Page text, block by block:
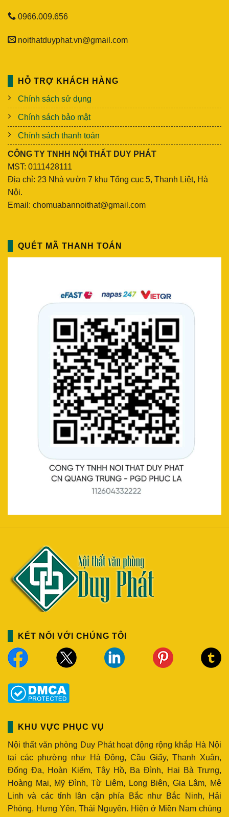
0966.009.656
noithatduyphat.vn@gmail.com
HỖ TRỢ KHÁCH HÀNG
Chính sách sử dụng
Chính sách bảo mật
Chính sách thanh toán
CÔNG TY TNHH NỘI THẤT DUY PHÁT
MST: 0111428111
Địa chỉ: 23 Nhà vườn 7 khu Tổng cục 5, Thanh Liệt, Hà
Nội.
Email: chomuabannoithat@gmail.com
QUÉT MÃ THANH TOÁN
KẾT NỐI VỚI CHÚNG TÔI
KHU VỰC PHỤC VỤ
Nội thất văn phòng Duy Phát hoạt động rộng khắp Hà Nội
tại các phường như Hà Đông, Cầu Giấy, Thanh Xuân,
Đống Đa, Hoàn Kiếm, Tây Hồ, Ba Đình, Hai Bà Trưng,
Hoàng Mai, Mỹ Đình, Từ Liêm, Long Biên, Gia Lâm, Mê
Linh và các tỉnh lân cận phía Bắc như Bắc Ninh, Hải
Phòng, Hưng Yên, Thái Nguyên. Hiện ở Miền Nam chúng